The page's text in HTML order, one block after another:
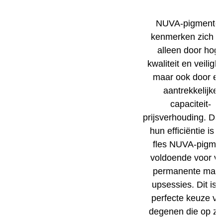
NUVA-
kenmerken zich
alleen door
kwaliteit en
maar ook door
aantrekkelijke
capaciteit-
prijsverhouding.
hun efficiëntie is
fles NUVA-
voldoende voor
permanente
upsessies. Dit is
perfecte keuze
degenen die op